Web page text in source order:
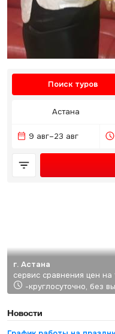
Поиск туров
Астана
9 авг–23 авг
г. Астана
сервис сравнения цен на
-круглосуточно, без
Новости